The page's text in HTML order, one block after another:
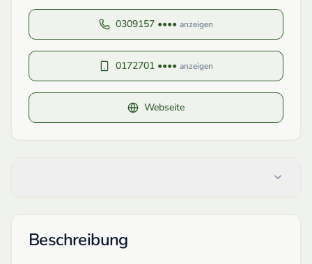
0309157 •••• anzeigen
0172701 •••• anzeigen
Webseite
Beschreibung